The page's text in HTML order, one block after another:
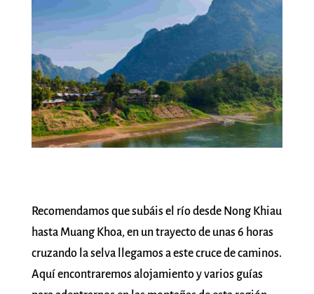
Recomendamos que subáis el río desde Nong Khiau
hasta Muang Khoa, en un trayecto de unas 6 horas
cruzando la selva llegamos a este cruce de caminos.
Aquí encontraremos alojamiento y varios guías